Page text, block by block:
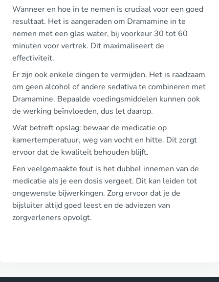
Wanneer en hoe in te nemen is cruciaal voor een goed
resultaat. Het is aangeraden om Dramamine in te
nemen met een glas water, bij voorkeur 30 tot 60
minuten voor vertrek. Dit maximaliseert de
effectiviteit.
Er zijn ook enkele dingen te vermijden. Het is raadzaam
om geen alcohol of andere sedativa te combineren met
Dramamine. Bepaalde voedingsmiddelen kunnen ook
de werking beïnvloeden, dus let daarop.
Wat betreft opslag: bewaar de medicatie op
kamertemperatuur, weg van vocht en hitte. Dit zorgt
ervoor dat de kwaliteit behouden blijft.
Een veelgemaakte fout is het dubbel innemen van de
medicatie als je een dosis vergeet. Dit kan leiden tot
ongewenste bijwerkingen. Zorg ervoor dat je de
bijsluiter altijd goed leest en de adviezen van
zorgverleners opvolgt.